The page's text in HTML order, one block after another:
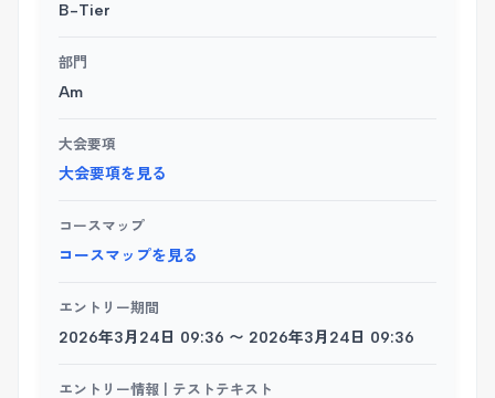
B-Tier
部門
Am
大会要項
大会要項を見る
コースマップ
コースマップを見る
エントリー期間
2026年3月24日 09:36 〜 2026年3月24日 09:36
エントリー情報 | テストテキスト